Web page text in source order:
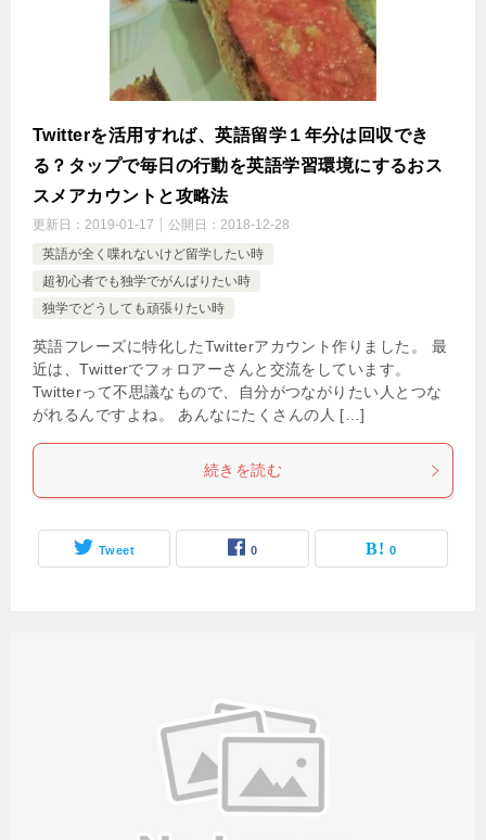
Twitterを活用すれば、英語留学１年分は回収でき
る？タップで毎日の行動を英語学習環境にするおス
スメアカウントと攻略法
更新日： 2019-01-17 公開日： 2018-12-28
英語が全く喋れないけど留学したい時
超初心者でも独学でがんばりたい時
独学でどうしても頑張りたい時
英語フレーズに特化したTwitterアカウント作りました。 最
近は、Twitterでフォロアーさんと交流をしています。
Twitterって不思議なもので、自分がつながりたい人とつな
がれるんですよね。 あんなにたくさんの人 […]
続きを読む
Tweet 0 0